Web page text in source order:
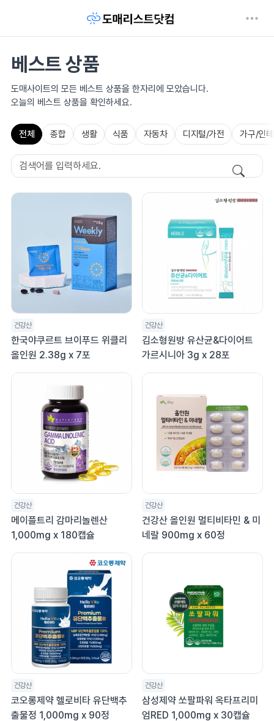
베스트 상품
도매사이트의 모든 베스트 상품을 한자리에 모았습니다.
오늘의 베스트 상품을 확인하세요.
전체 종합 생활 식품 자동차 디지털/가전 가구/인
건강산
한국야쿠르트 브이푸드 위클리
올인원 2.38g x 7포
건강산
김소형원방 유산균&다이어트
가르시니아 3g x 28포
건강산
메이플트리 감마리놀렌산
1,000mg x 180캡슐
건강산
건강산 올인원 멀티비타민 & 미
네랄 900mg x 60정
건강산
코오롱제약 헬로비타 유단백추
출물정 1,000mg x 90정
건강산
삼성제약 쏘팔파워 옥타프리미
엄RED 1,000mg x 30캡슐